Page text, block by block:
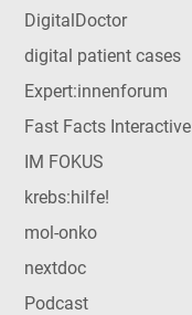
DigitalDoctor
digital patient cases
Expert:innenforum
Fast Facts Interactive
IM FOKUS
krebs:hilfe!
mol-onko
nextdoc
Podcast